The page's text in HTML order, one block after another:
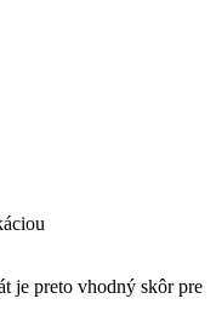
je preto vhodný skôr pre